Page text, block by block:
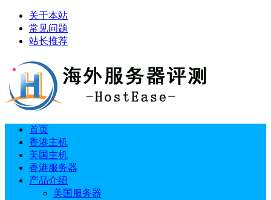
关于本站
常见问题
站长推荐
首页
香港主机
美国主机
香港服务器
产品介绍
美国服务器